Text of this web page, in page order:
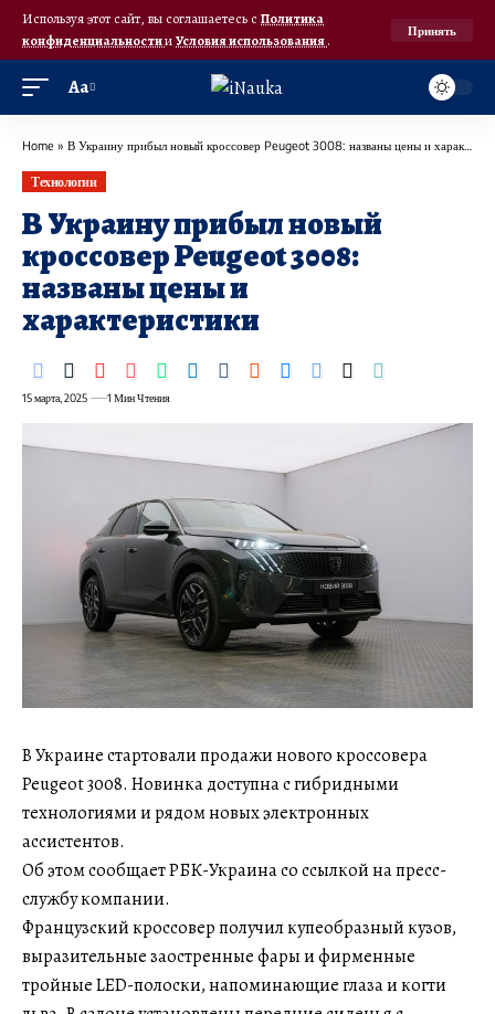
Используя этот сайт, вы соглашаетесь с Политика
конфиденциальностииУсловия использования.
Принять
Аа
Home » В Украину прибыл новый кроссовер Peugeot 3008: названы цены и характеристики
Технологии
В Украину прибыл новый
кроссовер Peugeot 3008:
названы цены и
характеристики
15 марта, 2025 1 Мин Чтения
В Украине стартовали продажи нового кроссовера
Peugeot 3008. Новинка доступна с гибридными
технологиями и рядом новых электронных
ассистентов.
Об этом сообщает РБК-Украина со ссылкой на пресс-
службу компании.
Французский кроссовер получил купеобразный кузов,
выразительные заостренные фары и фирменные
тройные LED-полоски, напоминающие глаза и когти